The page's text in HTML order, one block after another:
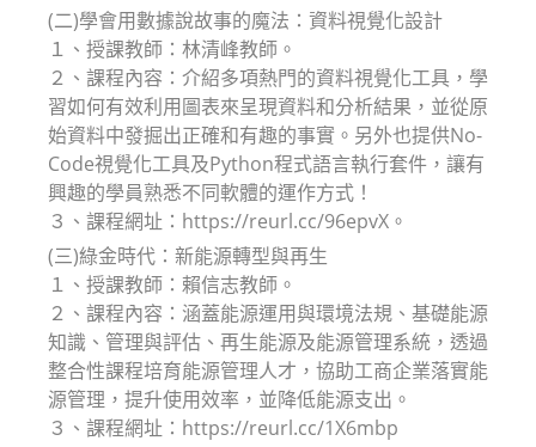
(二)學會用數據說故事的魔法：資料視覺化設計
１、授課教師：林清峰教師。
２、課程內容：介紹多項熱門的資料視覺化工具，學
習如何有效利用圖表來呈現資料和分析結果，並從原
始資料中發掘出正確和有趣的事實。另外也提供No-
Code視覺化工具及Python程式語言執行套件，讓有
興趣的學員熟悉不同軟體的運作方式！
３、課程網址：https://reurl.cc/96epvX。
(三)綠金時代：新能源轉型與再生
１、授課教師：賴信志教師。
２、課程內容：涵蓋能源運用與環境法規、基礎能源
知識、管理與評估、再生能源及能源管理系統，透過
整合性課程培育能源管理人才，協助工商企業落實能
源管理，提升使用效率，並降低能源支出。
３、課程網址：https://reurl.cc/1X6mbp